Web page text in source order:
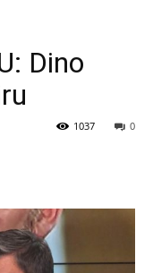
Dino
0
1037